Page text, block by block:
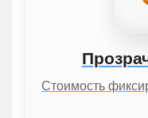
Стоимость